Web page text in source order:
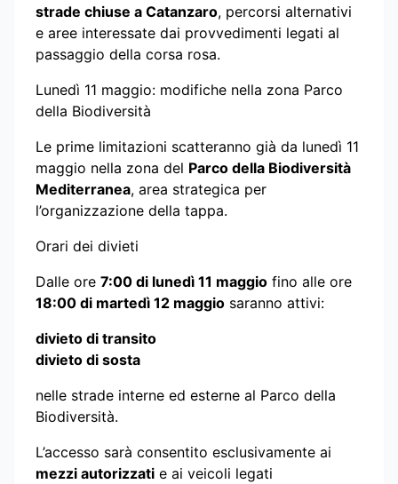
strade chiuse a Catanzaro, percorsi alternativi
e aree interessate dai provvedimenti legati al
passaggio della corsa rosa.
Lunedì 11 maggio: modifiche nella zona Parco
della Biodiversità
Le prime limitazioni scatteranno già da lunedì 11
maggio nella zona del Parco della Biodiversità
Mediterranea, area strategica per
l’organizzazione della tappa.
Orari dei divieti
Dalle ore 7:00 di lunedì 11 maggio fino alle ore
18:00 di martedì 12 maggio saranno attivi:
divieto di transito
divieto di sosta
nelle strade interne ed esterne al Parco della
Biodiversità.
L’accesso sarà consentito esclusivamente ai
mezzi autorizzati e ai veicoli legati